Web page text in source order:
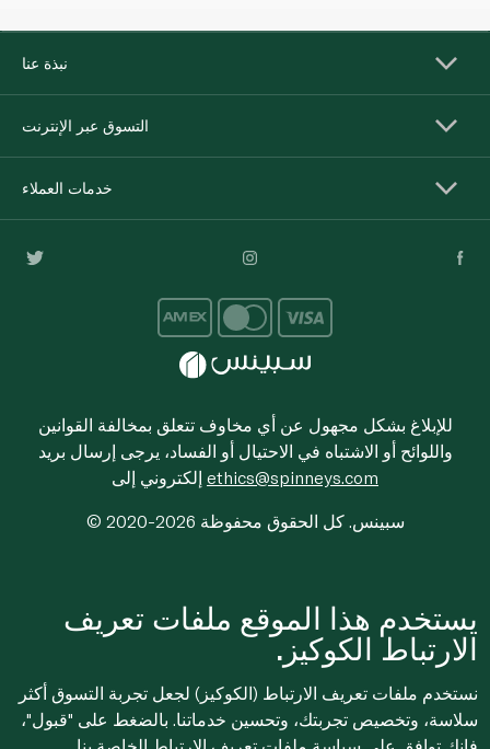
نبذة عنا
التسوق عبر الإنترنت
خدمات العملاء
للإبلاغ بشكل مجهول عن أي مخاوف تتعلق بمخالفة القوانين
واللوائح أو الاشتباه في الاحتيال أو الفساد، يرجى إرسال بريد
ethics@spinneys.com
© 2020-2026 سبينس. كل الحقوق محفوظة
يستخدم هذا الموقع ملفات تعريف
الارتباط الكوكيز.
نستخدم ملفات تعريف الارتباط (الكوكيز) لجعل تجربة التسوق أكثر
سلاسة، وتخصيص تجربتك، وتحسين خدماتنا. بالضغط على "قبول"،